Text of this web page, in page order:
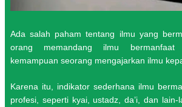
Ada salah paham tentang ilmu yang
orang memandang ilmu bermanfaat
kemampuan seorang mengajarkan ilmu
Karena itu, indikator sederhana ilmu
profesi, seperti kyai, ustadz, da’i, dan lain-